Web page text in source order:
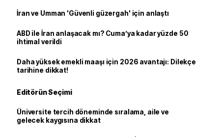
İran ve Umman 'Güvenli güzergah' için anlaştı
ABD ile İran anlaşacak mı? Cuma’ya kadar yüzde 50
ihtimal verildi
Daha yüksek emekli maaşı için 2026 avantajı: Dilekçe
tarihine dikkat!
Editörün Seçimi
Üniversite tercih döneminde sıralama, aile ve
gelecek kaygısına dikkat